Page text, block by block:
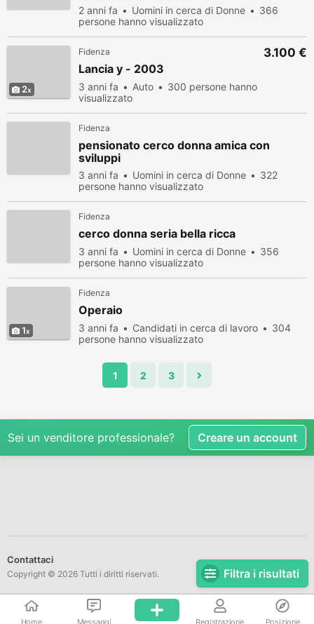
Filtra i risultati
2 anni fa Uomini in cerca di Donne
366
persone hanno visualizzato
2
Fidenza
Lancia y - 2003
3 anni fa Auto
300 persone hanno
visualizzato
3.100 €
Fidenza
pensionato cerco donna amica con
sviluppi
3 anni fa Uomini in cerca di Donne
322
persone hanno visualizzato
Fidenza
cerco donna seria bella ricca
3 anni fa Uomini in cerca di Donne
356
persone hanno visualizzato
1
Fidenza
Operaio
3 anni fa Candidati in cerca di lavoro
304
persone hanno visualizzato
1 2 3
Sei un venditore professionale? Creare un account
Contattaci
Copyright © 2026 Tutti i diritti riservati.
Home Messaggi Registrazione Posizione